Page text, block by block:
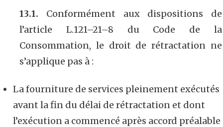
13.1. Conformément aux dispositions de
l’article L.121–21–8 du Code de la
Consommation, le droit de rétractation ne
s’applique pas à :
La fourniture de services pleinement exécutés
avant la fin du délai de rétractation et dont
l’exécution a commencé après accord préalable